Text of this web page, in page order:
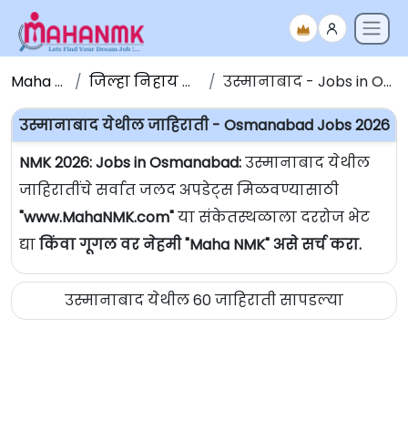
Maha NMK जिल्हा निहाय जाहिराती उस्मानाबाद - Jobs in Osmanabad
उस्मानाबाद येथील जाहिराती - Osmanabad Jobs 2026
NMK 2026: Jobs in Osmanabad:उस्मानाबाद येथील
जाहिरातींचे सर्वात जलद अपडेट्स मिळवण्यासाठी
"www.MahaNMK.com"या संकेतस्थळाला दररोज भेट
द्याकिंवा गूगल वर नेहमी "Maha NMK" असे सर्च करा.
उस्मानाबाद येथील 60 जाहिराती सापडल्या